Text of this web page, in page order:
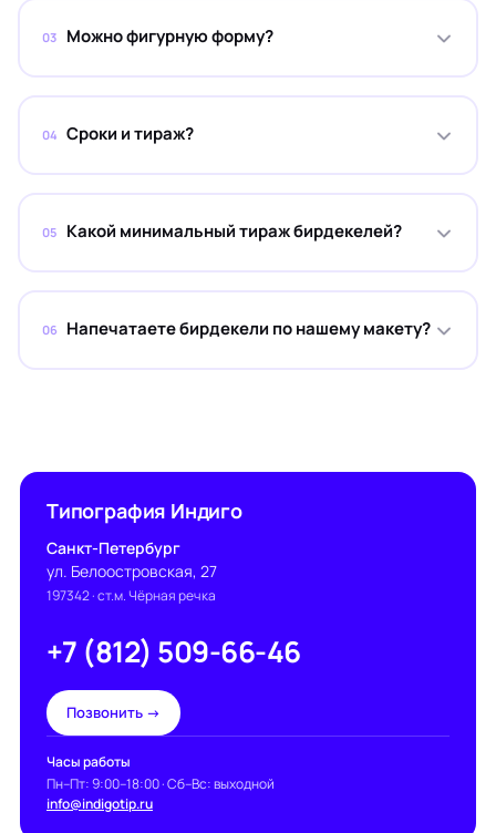
03 Можно фигурную форму?
04 Сроки и тираж?
05 Какой минимальный тираж бирдекелей?
06 Напечатаете бирдекели по нашему макету?
Типография Индиго
Санкт-Петербург
ул. Белоостровская, 27
197342· ст.м. Чёрная речка
+7 (812) 509-66-46
Позвонить →
Часы работы
Пн–Пт: 9:00–18:00 · Сб–Вс: выходной
info@indigotip.ru